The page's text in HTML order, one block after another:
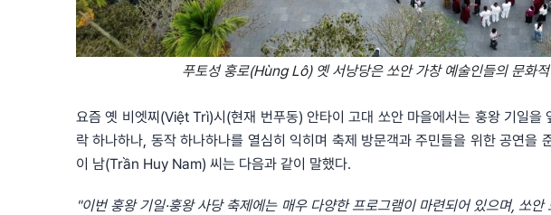
푸토성 훙로(Hùng Lô) 옛 서낭당은 쏘안 가창 예술인들의 문화
요즘 옛 비엣찌(Việt Trì)시(현재 번푸동) 안타이 고대 쏘안 마을에서는 훙왕 기일을
락 하나하나, 동작 하나하나를 열심히 익히며 축제 방문객과 주민들을 위한 공연을
이 남(Trần Huy Nam) 씨는 다음과 같이 말했다.
"이번 훙왕 기일·훙왕 사당 축제에는 매우 다양한 프로그램이 마련되어 있으며, 쏘